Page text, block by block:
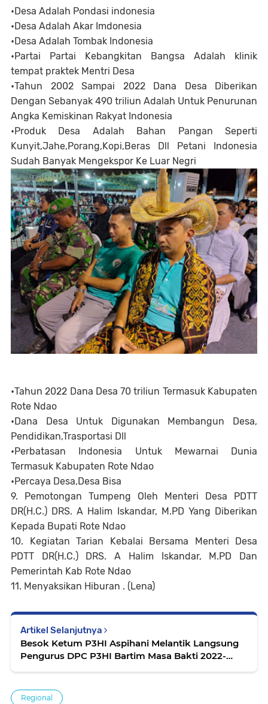
•Desa Adalah Pondasi indonesia
•Desa Adalah Akar Imdonesia
•Desa Adalah Tombak Indonesia
•Partai Partai Kebangkitan Bangsa Adalah klinik
tempat praktek Mentri Desa
•Tahun 2002 Sampai 2022 Dana Desa Diberikan
Dengan Sebanyak 490 triliun Adalah Untuk Penurunan
Angka Kemiskinan Rakyat Indonesia
•Produk Desa Adalah Bahan Pangan Seperti
Kunyit,Jahe,Porang,Kopi,Beras Dll Petani Indonesia
Sudah Banyak Mengekspor Ke Luar Negri
•Tahun 2022 Dana Desa 70 triliun Termasuk Kabupaten
Rote Ndao
•Dana Desa Untuk Digunakan Membangun Desa,
Pendidikan,Trasportasi Dll
•Perbatasan Indonesia Untuk Mewarnai Dunia
Termasuk Kabupaten Rote Ndao
•Percaya Desa,Desa Bisa
9. Pemotongan Tumpeng Oleh Menteri Desa PDTT
DR(H.C.) DRS. A Halim Iskandar, M.PD Yang Diberikan
Kepada Bupati Rote Ndao
10. Kegiatan Tarian Kebalai Bersama Menteri Desa
PDTT DR(H.C.) DRS. A Halim Iskandar, M.PD Dan
Pemerintah Kab Rote Ndao
11. Menyaksikan Hiburan . (Lena)
Artikel Selanjutnya
Besok Ketum P3HI Aspihani Melantik Langsung
Pengurus DPC P3HI Bartim Masa Bakti 2022-
Regional